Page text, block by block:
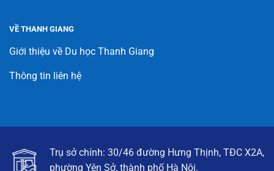
VỀ THANH GIANG
Giới thiệu về Du học Thanh Giang
Thông tin liên hệ
Trụ sở chính: 30/46 đường Hưng Thịnh, TĐC X2A,
phường Yên Sở, thành phố Hà Nội.